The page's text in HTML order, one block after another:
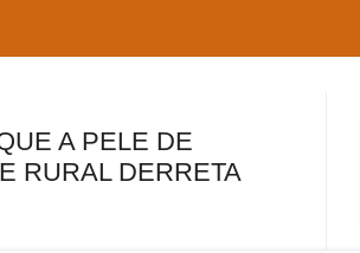
A PELE DE
RURAL DERRETA